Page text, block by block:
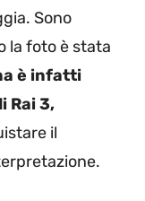
Sono
la foto è stata
è infatti
Rai 3,
il